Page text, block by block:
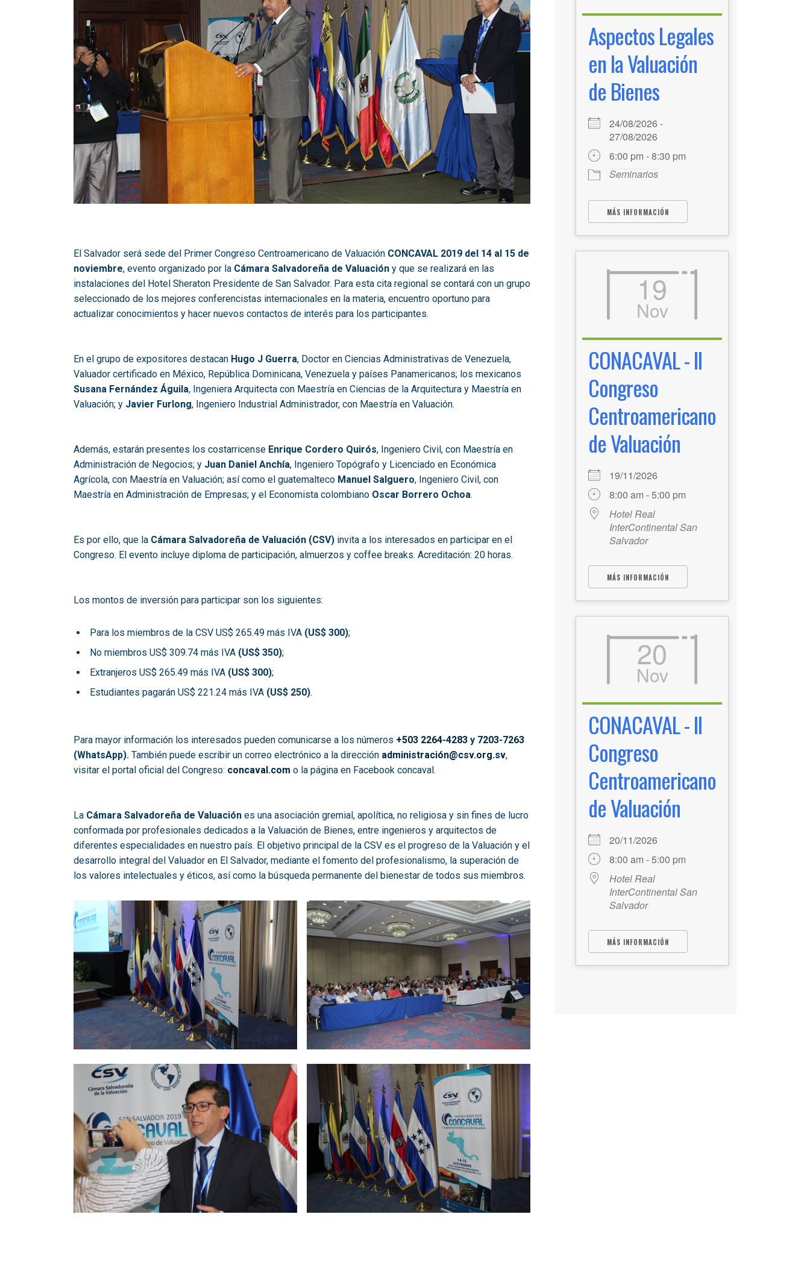
El Salvador será sede del Primer Congreso Centroamericano de Valuación CONCAVAL 2019 del 14 al 15 de
noviembre, evento organizado por la Cámara Salvadoreña de Valuación y que se realizará en las
instalaciones del Hotel Sheraton Presidente de San Salvador. Para esta cita regional se contará con un grupo
seleccionado de los mejores conferencistas internacionales en la materia, encuentro oportuno para
actualizar conocimientos y hacer nuevos contactos de interés para los participantes.
En el grupo de expositores destacan Hugo J Guerra, Doctor en Ciencias Administrativas de Venezuela,
Valuador certificado en México, República Dominicana, Venezuela y países Panamericanos; los mexicanos
Susana Fernández Águila, Ingeniera Arquitecta con Maestría en Ciencias de la Arquitectura y Maestría en
Valuación; y Javier Furlong, Ingeniero Industrial Administrador, con Maestría en Valuación.
Además, estarán presentes los costarricense Enrique Cordero Quirós, Ingeniero Civil, con Maestría en
Administración de Negocios; y Juan Daniel Anchía, Ingeniero Topógrafo y Licenciado en Económica
Agrícola, con Maestría en Valuación; así como el guatemalteco Manuel Salguero, Ingeniero Civil, con
Maestría en Administración de Empresas; y el Economista colombiano Oscar Borrero Ochoa.
Es por ello, que la Cámara Salvadoreña de Valuación (CSV) invita a los interesados en participar en el
Congreso. El evento incluye diploma de participación, almuerzos y coffee breaks. Acreditación: 20 horas.
Los montos de inversión para participar son los siguientes:
Para los miembros de la CSV US$ 265.49 más IVA (US$ 300);
No miembros US$ 309.74 más IVA (US$ 350);
Extranjeros US$ 265.49 más IVA (US$ 300);
Estudiantes pagarán US$ 221.24 más IVA (US$ 250).
Para mayor información los interesados pueden comunicarse a los números +503 2264-4283 y 7203-7263
(WhatsApp). También puede escribir un correo electrónico a la dirección administración@csv.org.sv,
visitar el portal oficial del Congreso: concaval.com o la página en Facebook concaval.
La Cámara Salvadoreña de Valuación es una asociación gremial, apolítica, no religiosa y sin fines de lucro
conformada por profesionales dedicados a la Valuación de Bienes, entre ingenieros y arquitectos de
diferentes especialidades en nuestro país. El objetivo principal de la CSV es el progreso de la Valuación y el
desarrollo integral del Valuador en El Salvador, mediante el fomento del profesionalismo, la superación de
los valores intelectuales y éticos, así como la búsqueda permanente del bienestar de todos sus miembros.
Aspectos Legales
en la Valuación
de Bienes
24/08/2026 -
27/08/2026
6:00 pm - 8:30 pm
Seminarios
MÁS INFORMACIÓN
19
Nov
CONACAVAL - II
Congreso
Centroamericano
de Valuación
19/11/2026
8:00 am - 5:00 pm
Hotel Real
InterContinental San
Salvador
MÁS INFORMACIÓN
20
Nov
CONACAVAL - II
Congreso
Centroamericano
de Valuación
20/11/2026
8:00 am - 5:00 pm
Hotel Real
InterContinental San
Salvador
MÁS INFORMACIÓN